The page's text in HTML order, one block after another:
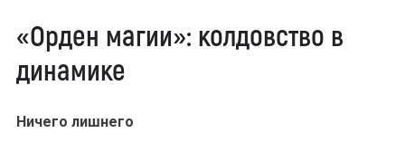
«Орден магии»: колдовство в
динамике
Ничего лишнего